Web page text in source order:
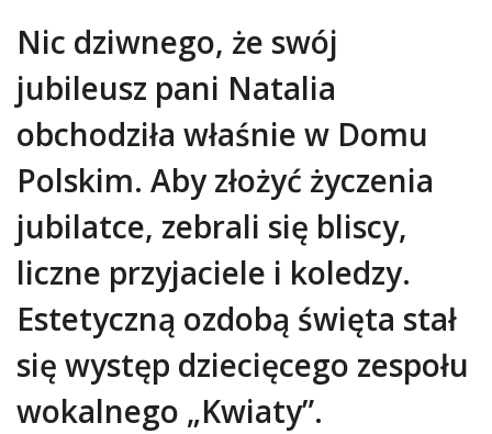
Nic dziwnego, że swój
jubileusz pani Natalia
obchodziła właśnie w Domu
Polskim. Aby złożyć życzenia
jubilatce, zebrali się bliscy,
liczne przyjaciele i koledzy.
Estetyczną ozdobą święta stał
się występ dziecięcego zespołu
wokalnego „Kwiaty”.